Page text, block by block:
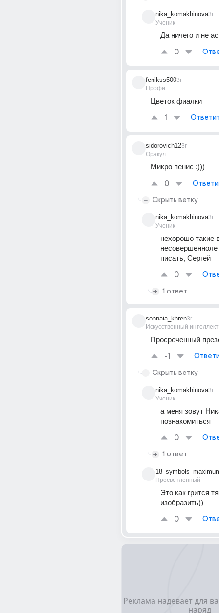
nika_komakhinova
Ученик
3г
Да ничего и не
0
fenikss500
Профи
3г
Цветок фиалки
1
sidorovich12
Оракул
3г
Микро пенис :)))
0
Скрыть ветку
nika_komakhinova
Ученик
3г
нехорошо такие
писать, Сергей
0
1 ответ
sonnaia_khren
Искусственный интеллект
3г
Просроченный
-1
Скрыть ветку
nika_komakhinova
Ученик
3г
а меня зовут
познакомиться
0
1 ответ
Просветленный
Это как грится
изобразить))
0